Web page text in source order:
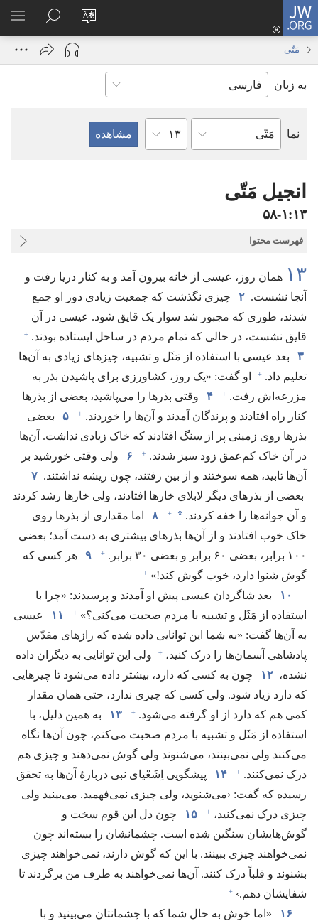
JW.ORG
زبان
سایت
را
ورود
باز
JW.ORG
جستجو
مَتّی
به زبان
نما
کتاب
مقدّس
فصل
انجیل مَتّی
۱۳‏:‏۱‏-‏۵۸
فهرست محتوا
۱۳ همان روز،‏ عیسی از خانه بیرون آمد و به کنار دریا رفت و
آنجا نشست.‏ ۲
چیزی نگذشت که جمعیت زیادی دور او جمع
شدند،‏ طوری که مجبور شد سوار یک قایق شود.‏ عیسی در آن
قایق نشست،‏ در حالی که تمام مردم در ساحل ایستاده بودند.‏ +
۳
بعد عیسی با استفاده از مَثَل و تشبیه،‏ چیزهای زیادی به آن‌ها
تعلیم داد.‏ +
او گفت:‏ «یک روز،‏ کشاورزی برای پاشیدن بذر به
مزرعه‌اش رفت.‏ + ۴
وقتی بذرها را می‌پاشید،‏ بعضی از بذرها
کنار راه افتادند و پرندگان آمدند و آن‌ها را خوردند.‏ + ۵
بعضی
بذرها روی زمینی پر از سنگ افتادند که خاک زیادی نداشت.‏ آن‌ها
در آن خاک کم‌عمق زود سبز شدند.‏ + ۶
ولی وقتی خورشید بر
آن‌ها تابید،‏ همه سوختند و از بین رفتند،‏ چون ریشه نداشتند.‏ ۷
بعضی از بذرهای دیگر لابلای خارها افتادند،‏ ولی خارها رشد کردند
و آن جوانه‌ها را خفه کردند.‏ *
+ ۸
اما مقداری از بذرها روی
خاک خوب افتادند و از آن‌ها بذرهای بیشتری به دست آمد؛‏ بعضی
۱۰۰ برابر،‏ بعضی ۶۰ برابر و بعضی ۳۰ برابر.‏
+ ۹
هر کسی که
گوش شنوا دارد،‏ خوب گوش کند!‏»‏ +
۱۰
بعد شاگردان عیسی پیش او آمدند و پرسیدند:‏ «چرا با
استفاده از مَثَل و تشبیه با مردم صحبت می‌کنی؟‏»‏ + ۱۱
عیسی
به آن‌ها گفت:‏ «به شما این توانایی داده شده که رازهای مقدّس
پادشاهی آسمان‌ها را درک کنید،‏ +
ولی این توانایی به دیگران داده
نشده،‏ ۱۲
چون به کسی که دارد،‏ بیشتر داده می‌شود تا چیزهایی
که دارد زیاد شود.‏ ولی کسی که چیزی ندارد،‏ حتی همان مقدار
کمی هم که دارد از او گرفته می‌شود.‏ + ۱۳
به همین دلیل،‏ با
استفاده از مَثَل و تشبیه با مردم صحبت می‌کنم،‏ چون آن‌ها نگاه
می‌کنند ولی نمی‌بینند،‏ می‌شنوند ولی گوش نمی‌دهند و چیزی هم
درک نمی‌کنند.‏ + ۱۴
پیشگویی اِشَعْیای نبی دربارهٔ آن‌ها به تحقق
رسیده که گفت:‏ ‹می‌شنوید،‏ ولی چیزی نمی‌فهمید.‏ می‌بینید ولی
چیزی درک نمی‌کنید،‏ + ۱۵
چون دل این قوم سخت و
گوش‌هایشان سنگین شده است.‏ چشمانشان را بسته‌اند چون
نمی‌خواهند چیزی ببینند.‏ با این که گوش دارند،‏ نمی‌خواهند چیزی
بشنوند و قلباً درک کنند.‏ آن‌ها نمی‌خواهند به طرف من برگردند تا
شفایشان دهم.‏›‏ +
۱۶
‏«اما خوش به حال شما که با چشمانتان می‌بینید و با